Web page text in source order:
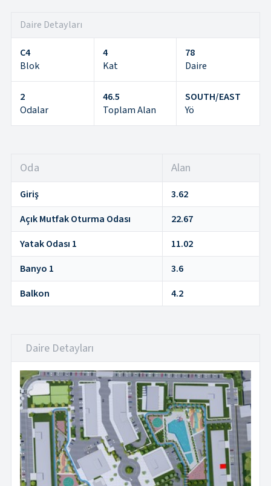
Daire Detayları
C4
Blok
4
Kat
78
Daire
2
Odalar
46.5
Toplam Alan
SOUTH/EAST
Yö
Oda Alan
Giriş
3.62
Açık Mutfak Oturma Odası
22.67
Yatak Odası 1
11.02
Banyo 1
3.6
Balkon
4.2
Daire Detayları